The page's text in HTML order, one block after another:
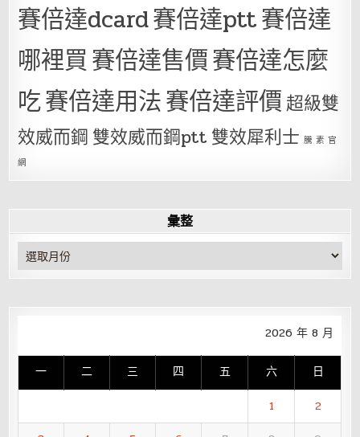
賽倍達dcard賽倍達ptt賽倍達
哪裡買賽倍達售價賽倍達怎麼
吃賽倍達用法賽倍達評價超級雙
效威而鋼 雙效威而鋼ptt 雙效犀利士 騰 素 官
網
彙整
彙
整
2026 年 8 月
一 二 三 四 五 六 日
1
2